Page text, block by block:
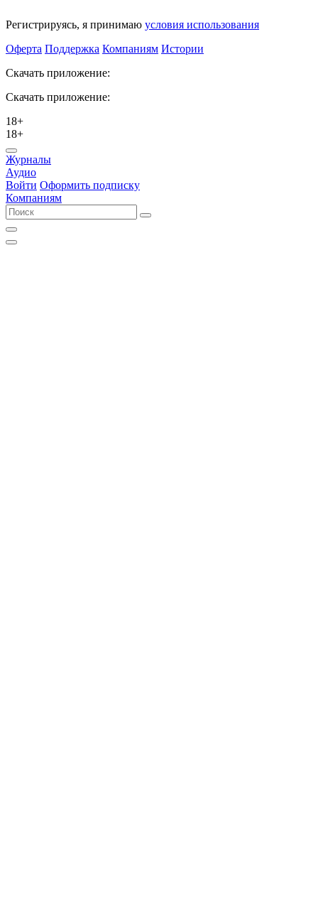
Регистрируясь, я принимаю условия использования
Оферта Поддержка Компаниям Истории
Скачать приложение:
Скачать приложение:
18+
18+
Журналы
Аудио
Войти Оформить подписку
Компаниям